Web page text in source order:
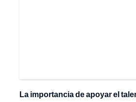
La importancia de apoyar el